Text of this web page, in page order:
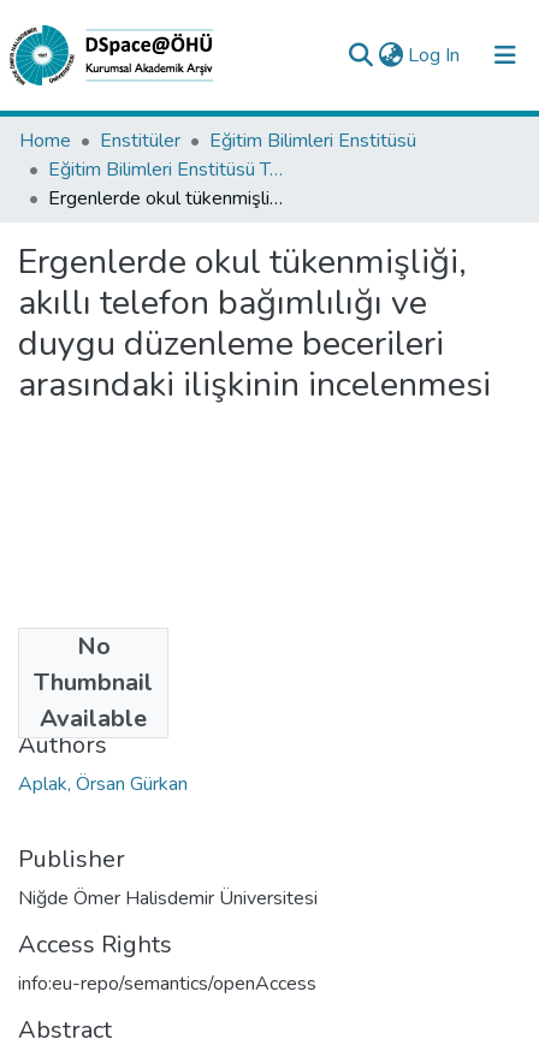
Log In (current)
Collections
All of DSpace
Analyze
Request/Question
Home Enstitüler
Eğitim Bilimleri Enstitüsü
Eğitim Bilimleri Enstitüsü Tez Koleksiyonu
Ergenlerde okul tükenmişliği, akıllı telefon bağımlılığı ve duygu düzenleme becerileri arasındaki ilişkinin incelenmesi
Ergenlerde okul tükenmişliği,
akıllı telefon bağımlılığı ve
duygu düzenleme becerileri
arasındaki ilişkinin incelenmesi
No
Thumbnail
Available
2024
Authors
Aplak, Örsan Gürkan
Publisher
Niğde Ömer Halisdemir Üniversitesi
Access Rights
info:eu-repo/semantics/openAccess
Abstract